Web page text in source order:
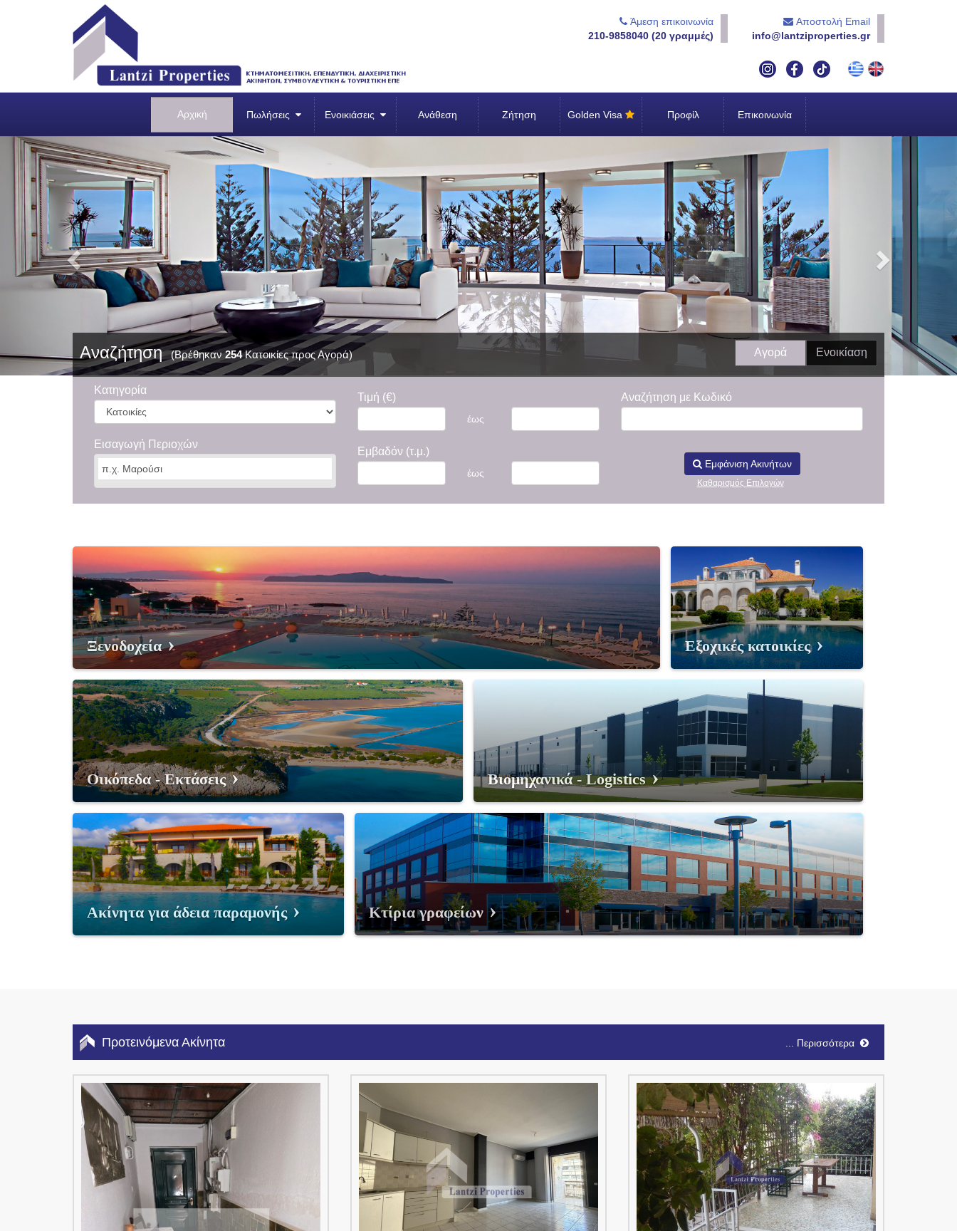
Άμεση επικοινωνία
210-9858040 (20 γραμμές)
Αποστολή Email
info@lantziproperties.gr
Αρχική Πωλήσεις Ενοικιάσεις Ανάθεση Ζήτηση Golden Visa Προφίλ Επικοινωνία
Previous
Αναζήτηση(Βρέθηκαν254Κατοικίες προς Αγορά) Αγορά Ενοικίαση
Κατηγορία
Εισαγωγή Περιοχών
Τιμή (€)
έως
Εμβαδόν (τ.μ.)
έως
Αναζήτηση με Κωδικό
Εμφάνιση Ακινήτων
Καθαρισμός Επιλογών
Ξενοδοχεία Εξοχικές κατοικίες
Οικόπεδα - Εκτάσεις Βιομηχανικά - Logistics
Ακίνητα για άδεια παραμονής Κτίρια γραφείων
Προτεινόμενα Ακίνητα ... Περισσότερα